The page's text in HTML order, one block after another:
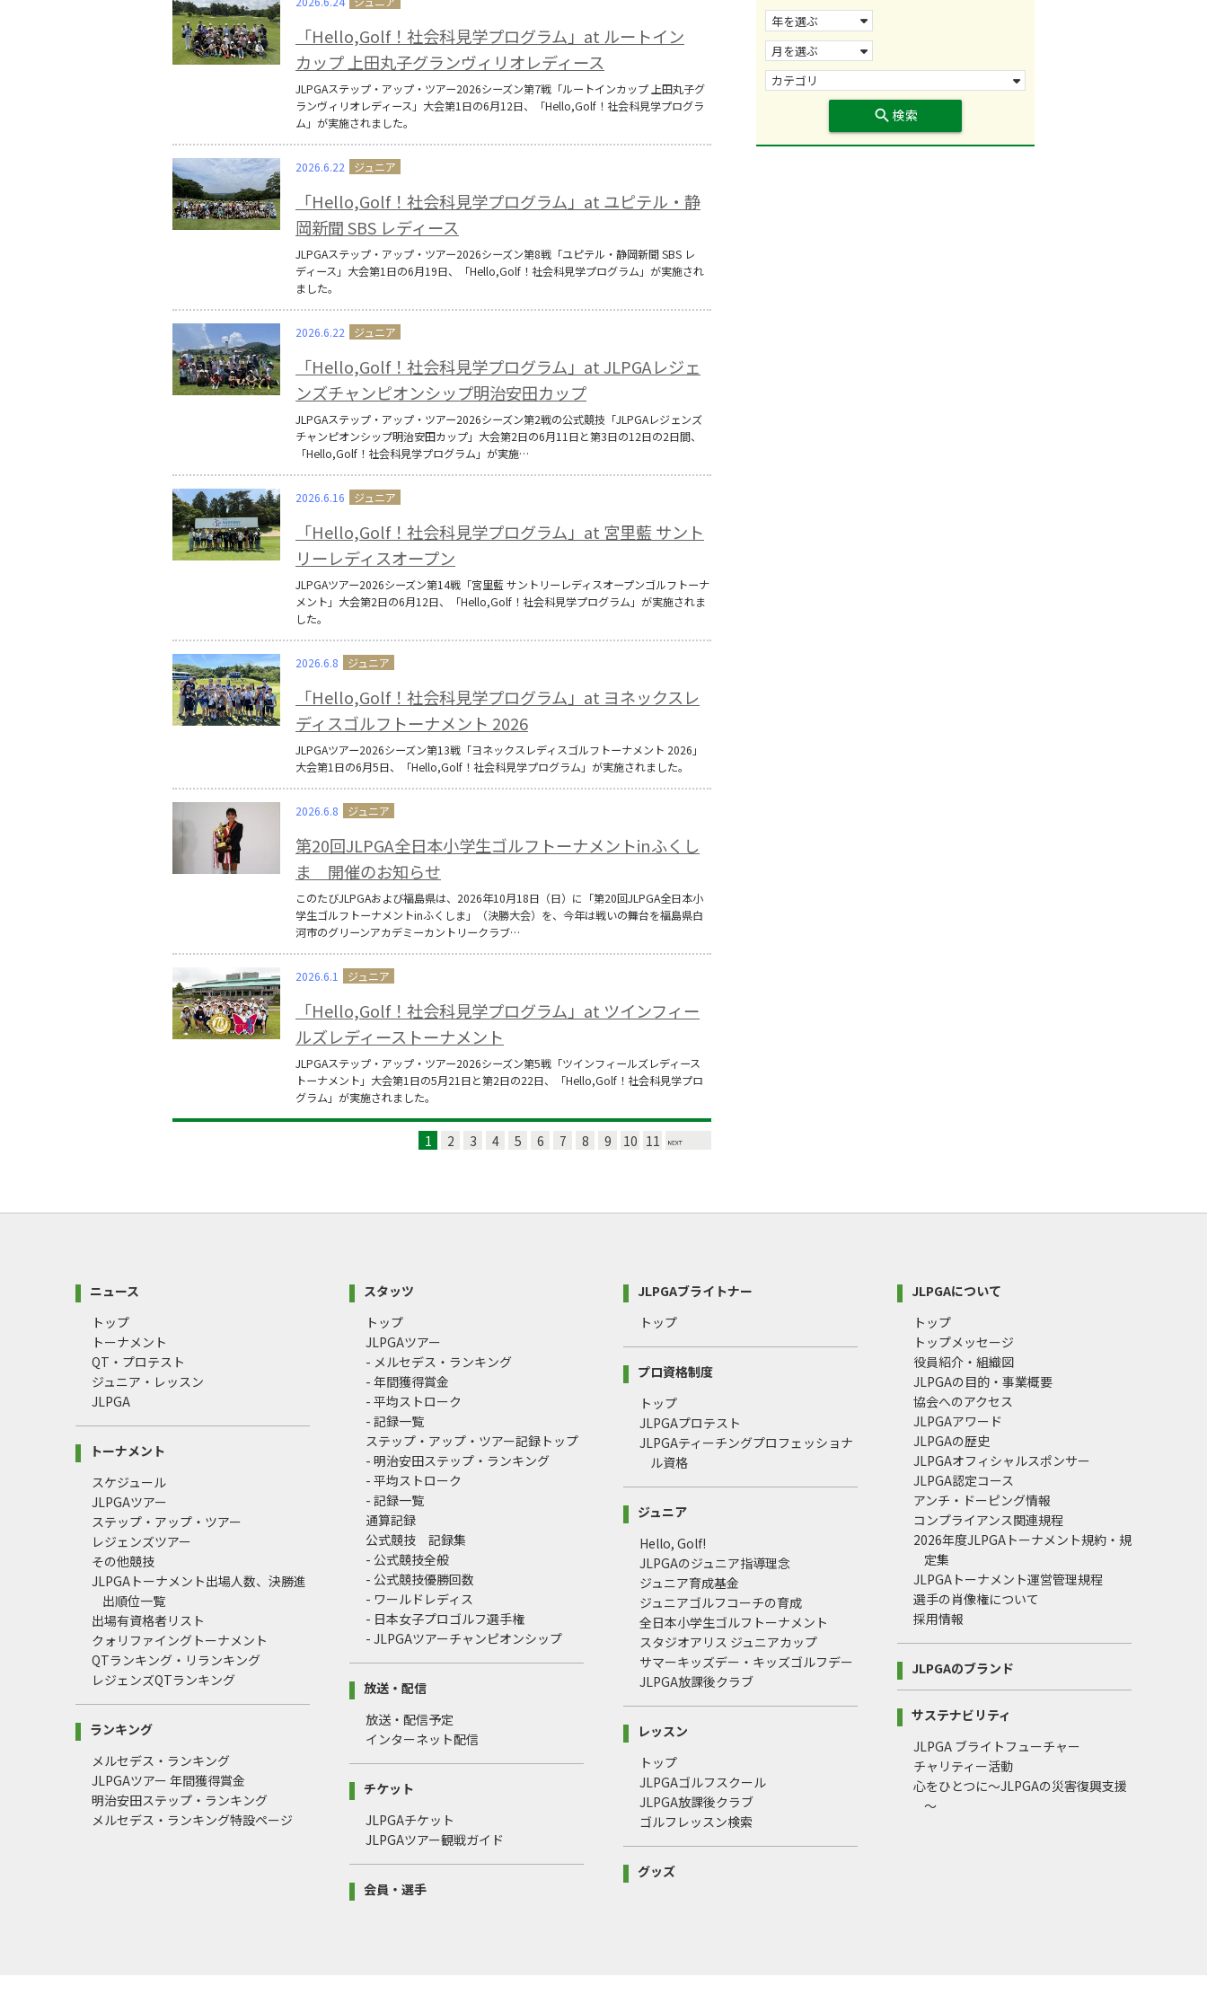
「Hello,Golf！社会科見学プログラム」at ルートイン
カップ 上田丸子グランヴィリオレディース
JLPGAステップ・アップ・ツアー2026シーズン第7戦「ルートインカップ 上田丸子グ
ランヴィリオレディース」大会第1日の6月12日、「Hello,Golf！社会科見学プログラ
ム」が実施されました。
2026.6.22
「Hello,Golf！社会科見学プログラム」at ユピテル・静
岡新聞 SBS レディース
JLPGAステップ・アップ・ツアー2026シーズン第8戦「ユピテル・静岡新聞 SBS レ
ディース」大会第1日の6月19日、「Hello,Golf！社会科見学プログラム」が実施され
ました。
2026.6.22
「Hello,Golf！社会科見学プログラム」at JLPGAレジェ
ンズチャンピオンシップ明治安田カップ
JLPGAステップ・アップ・ツアー2026シーズン第2戦の公式競技「JLPGAレジェンズ
チャンピオンシップ明治安田カップ」大会第2日の6月11日と第3日の12日の2日間、
「Hello,Golf！社会科見学プログラム」が実施…
2026.6.16
「Hello,Golf！社会科見学プログラム」at 宮里藍 サント
リーレディスオープン
JLPGAツアー2026シーズン第14戦「宮里藍 サントリーレディスオープンゴルフトーナ
メント」大会第2日の6月12日、「Hello,Golf！社会科見学プログラム」が実施されま
した。
2026.6.8
「Hello,Golf！社会科見学プログラム」at ヨネックスレ
ディスゴルフトーナメント 2026
JLPGAツアー2026シーズン第13戦「ヨネックスレディスゴルフトーナメント 2026」
大会第1日の6月5日、「Hello,Golf！社会科見学プログラム」が実施されました。
2026.6.8
第20回JLPGA全日本小学生ゴルフトーナメントinふくし
ま 開催のお知らせ
このたびJLPGAおよび福島県は、2026年10月18日（日）に「第20回JLPGA全日本小
学生ゴルフトーナメントinふくしま」（決勝大会）を、今年は戦いの舞台を福島県白
河市のグリーンアカデミーカントリークラブ…
2026.6.1
「Hello,Golf！社会科見学プログラム」at ツインフィー
ルズレディーストーナメント
JLPGAステップ・アップ・ツアー2026シーズン第5戦「ツインフィールズレディース
トーナメント」大会第1日の5月21日と第2日の22日、「Hello,Golf！社会科見学プロ
グラム」が実施されました。
1 2 3 4 5 6 7 8 9 10 11
search 検索
ニュース
トップ
トーナメント
QT・プロテスト
ジュニア・レッスン
JLPGA
トーナメント
スケジュール
JLPGAツアー
ステップ・アップ・ツアー
レジェンズツアー
その他競技
JLPGAトーナメント出場人数、決勝進
出順位一覧
出場有資格者リスト
クォリファイングトーナメント
QTランキング・リランキング
レジェンズQTランキング
ランキング
メルセデス・ランキング
JLPGAツアー 年間獲得賞金
明治安田ステップ・ランキング
メルセデス・ランキング特設ページ
スタッツ
トップ
JLPGAツアー
- メルセデス・ランキング
- 年間獲得賞金
- 平均ストローク
- 記録一覧
ステップ・アップ・ツアー記録トップ
- 明治安田ステップ・ランキング
- 平均ストローク
- 記録一覧
通算記録
公式競技 記録集
- 公式競技全般
- 公式競技優勝回数
- ワールドレディス
- 日本女子プロゴルフ選手権
- JLPGAツアーチャンピオンシップ
放送・配信
放送・配信予定
インターネット配信
チケット
JLPGAチケット
JLPGAツアー観戦ガイド
会員・選手
JLPGAブライトナー
トップ
プロ資格制度
トップ
JLPGAプロテスト
JLPGAティーチングプロフェッショナ
ル資格
ジュニア
Hello, Golf!
JLPGAのジュニア指導理念
ジュニア育成基金
ジュニアゴルフコーチの育成
全日本小学生ゴルフトーナメント
スタジオアリス ジュニアカップ
サマーキッズデー・キッズゴルフデー
JLPGA放課後クラブ
レッスン
トップ
JLPGAゴルフスクール
JLPGA放課後クラブ
ゴルフレッスン検索
グッズ
JLPGAについて
トップ
トップメッセージ
役員紹介・組織図
JLPGAの目的・事業概要
協会へのアクセス
JLPGAアワード
JLPGAの歴史
JLPGAオフィシャルスポンサー
JLPGA認定コース
アンチ・ドーピング情報
コンプライアンス関連規程
2026年度JLPGAトーナメント規約・規
定集
JLPGAトーナメント運営管理規程
選手の肖像権について
採用情報
JLPGAのブランド
サステナビリティ
JLPGA ブライトフューチャー
チャリティー活動
心をひとつに～JLPGAの災害復興支援
～